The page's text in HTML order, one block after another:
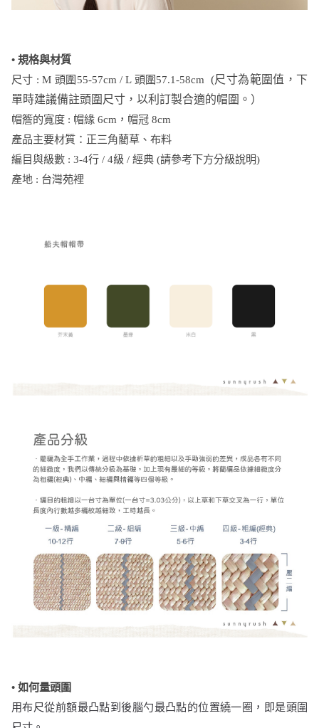
• 規格與材質
尺寸 : M 頭圍55-57cm / L 頭圍57.1-58cm(尺寸為範圍值，下
單時建議備註頭圍尺寸，以利訂製合適的帽圍。）
帽簷的寬度 : 帽緣 6cm，帽冠 8cm
產品主要材質：正三角藺草、布料
編目與級數 : 3-4行 / 4級 / 經典 (請參考下方分級說明)
產地 : 台灣苑裡
• 如何量頭圍
用布尺從前額最凸點到後腦勺最凸點的位置繞一圈，即是頭圍